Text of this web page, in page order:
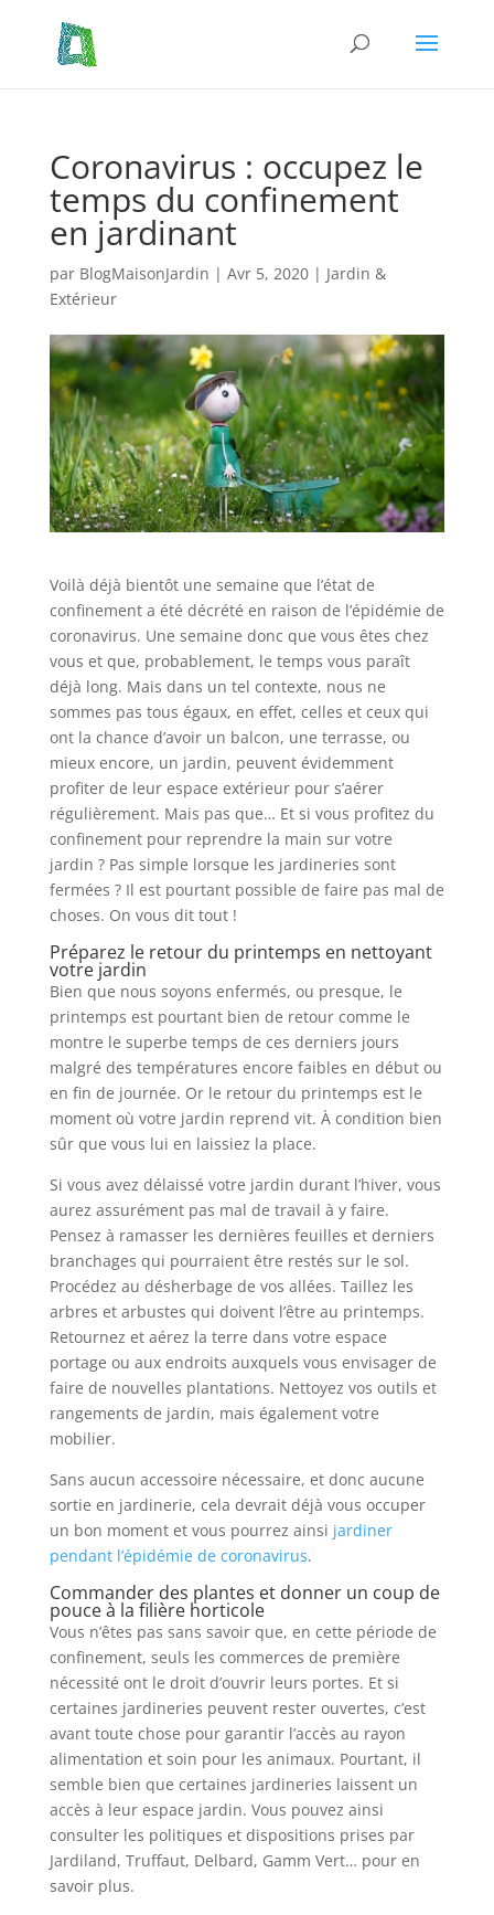
Coronavirus : occupez le
temps du confinement
en jardinant
par BlogMaisonJardin | Avr 5, 2020| Jardin &
Extérieur
Voilà déjà bientôt une semaine que l’état de
confinement a été décrété en raison de l’épidémie de
coronavirus. Une semaine donc que vous êtes chez
vous et que, probablement, le temps vous paraît
déjà long. Mais dans un tel contexte, nous ne
sommes pas tous égaux, en effet, celles et ceux qui
ont la chance d’avoir un balcon, une terrasse, ou
mieux encore, un jardin, peuvent évidemment
profiter de leur espace extérieur pour s’aérer
régulièrement. Mais pas que… Et si vous profitez du
confinement pour reprendre la main sur votre
jardin ? Pas simple lorsque les jardineries sont
fermées ? Il est pourtant possible de faire pas mal de
choses. On vous dit tout !
Préparez le retour du printemps en nettoyant
votre jardin
Bien que nous soyons enfermés, ou presque, le
printemps est pourtant bien de retour comme le
montre le superbe temps de ces derniers jours
malgré des températures encore faibles en début ou
en fin de journée. Or le retour du printemps est le
moment où votre jardin reprend vit. À condition bien
sûr que vous lui en laissiez la place.
Si vous avez délaissé votre jardin durant l’hiver, vous
aurez assurément pas mal de travail à y faire.
Pensez à ramasser les dernières feuilles et derniers
branchages qui pourraient être restés sur le sol.
Procédez au désherbage de vos allées. Taillez les
arbres et arbustes qui doivent l’être au printemps.
Retournez et aérez la terre dans votre espace
portage ou aux endroits auxquels vous envisager de
faire de nouvelles plantations. Nettoyez vos outils et
rangements de jardin, mais également votre
mobilier.
Sans aucun accessoire nécessaire, et donc aucune
sortie en jardinerie, cela devrait déjà vous occuper
un bon moment et vous pourrez ainsi jardiner
pendant l’épidémie de coronavirus.
Commander des plantes et donner un coup de
pouce à la filière horticole
Vous n’êtes pas sans savoir que, en cette période de
confinement, seuls les commerces de première
nécessité ont le droit d’ouvrir leurs portes. Et si
certaines jardineries peuvent rester ouvertes, c’est
avant toute chose pour garantir l’accès au rayon
alimentation et soin pour les animaux. Pourtant, il
semble bien que certaines jardineries laissent un
accès à leur espace jardin. Vous pouvez ainsi
consulter les politiques et dispositions prises par
Jardiland, Truffaut, Delbard, Gamm Vert… pour en
savoir plus.